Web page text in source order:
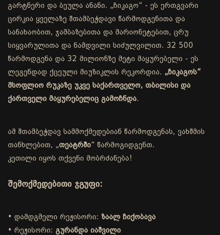
გარტნერი და ბეულა ანანი. „ჩიკაგო“ - ეს ერთგვარი
ცირკია ყველაზე შთამბეჭდავი წარმოდგენითა და
სანახაობით, ჯამბაზებითა და მარიონეტებით, ცრუ
სიყვარულითა და ნამდვილი სიძულვილით. 32 500
წარმოდგენა და 32 მილიონზე მეტი მაყურებელი - ეს
ლეგენდად ქცეული მიუზიკლის რეკორდია. „ჩიკაგოს“
მსოფლიო რუკაზე უკვე საქართველო, თბილისი და
ქართველი მაყურებელიც გამოჩნდა.
ამ შთამბეჭდავ სამმოქმედებიან წარმოდგენას, ვახშმის
თანხლებით, „თეატრში“ წარმოგიდგენთ.
კეთილი იყოს თქვენი მობრძანება!
შემოქმედებითი ჯგუფი:
• დამდგმელი რეჟისორი: ზაალ ჩიქობავა
• რეჟისორი: გურანდა იაშვილი